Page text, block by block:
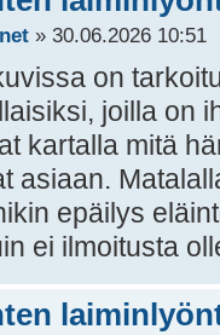
» 30.06.2026 10:51
on
joilla on
kartalla mitä
asiaan.
epäilys
ei ilmoitusta